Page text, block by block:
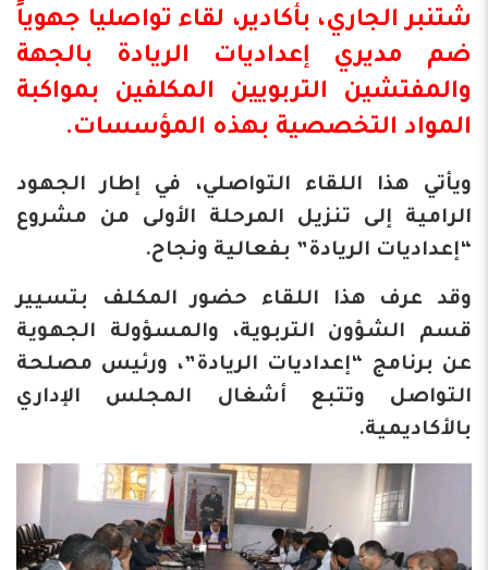
شتنبر الجاري، بأكادير، لقاء تواصليا جهوياً
ضم مديري إعداديات الريادة بالجهة
والمفتشين التربويين المكلفين بمواكبة
المواد التخصصية بهذه المؤسسات.
ويأتي هذا اللقاء التواصلي، في إطار الجهود
الرامية إلى تنزيل المرحلة الأولى من مشروع
“إعداديات الريادة” بفعالية ونجاح.
وقد عرف هذا اللقاء حضور المكلف بتسيير
قسم الشؤون التربوية، والمسؤولة الجهوية
عن برنامج “إعداديات الريادة”، ورئيس مصلحة
التواصل وتتبع أشغال المجلس الإداري
بالأكاديمية.